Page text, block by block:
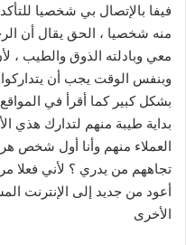
فيفا بالإتصال بي شخصيا
منه شخصيا ، الحق يقال أن
معي وبادلته الذوق والطيب ،
وبنفس الوقت يجب أن
بشكل كبير كما أقرأ في
بداية طيبة منهم لتدارك هذي
العملاء منهم وأنا أول شخص
تجاههم من يدري ؟ لأني فعلا
أعود من جديد إلى الإنترنت
الأخرى